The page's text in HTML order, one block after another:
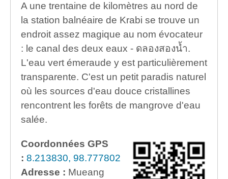
A une trentaine de kilomètres au nord de
la station balnéaire de Krabi se trouve un
endroit assez magique au nom évocateur
: le canal des deux eaux - ดลองสองน้ำ.
L'eau vert émeraude y est particulièrement
transparente. C'est un petit paradis naturel
où les sources d'eau douce cristallines
rencontrent les forêts de mangrove d'eau
salée.
Coordonnées GPS
: 8.213830, 98.777802
Adresse : Mueang